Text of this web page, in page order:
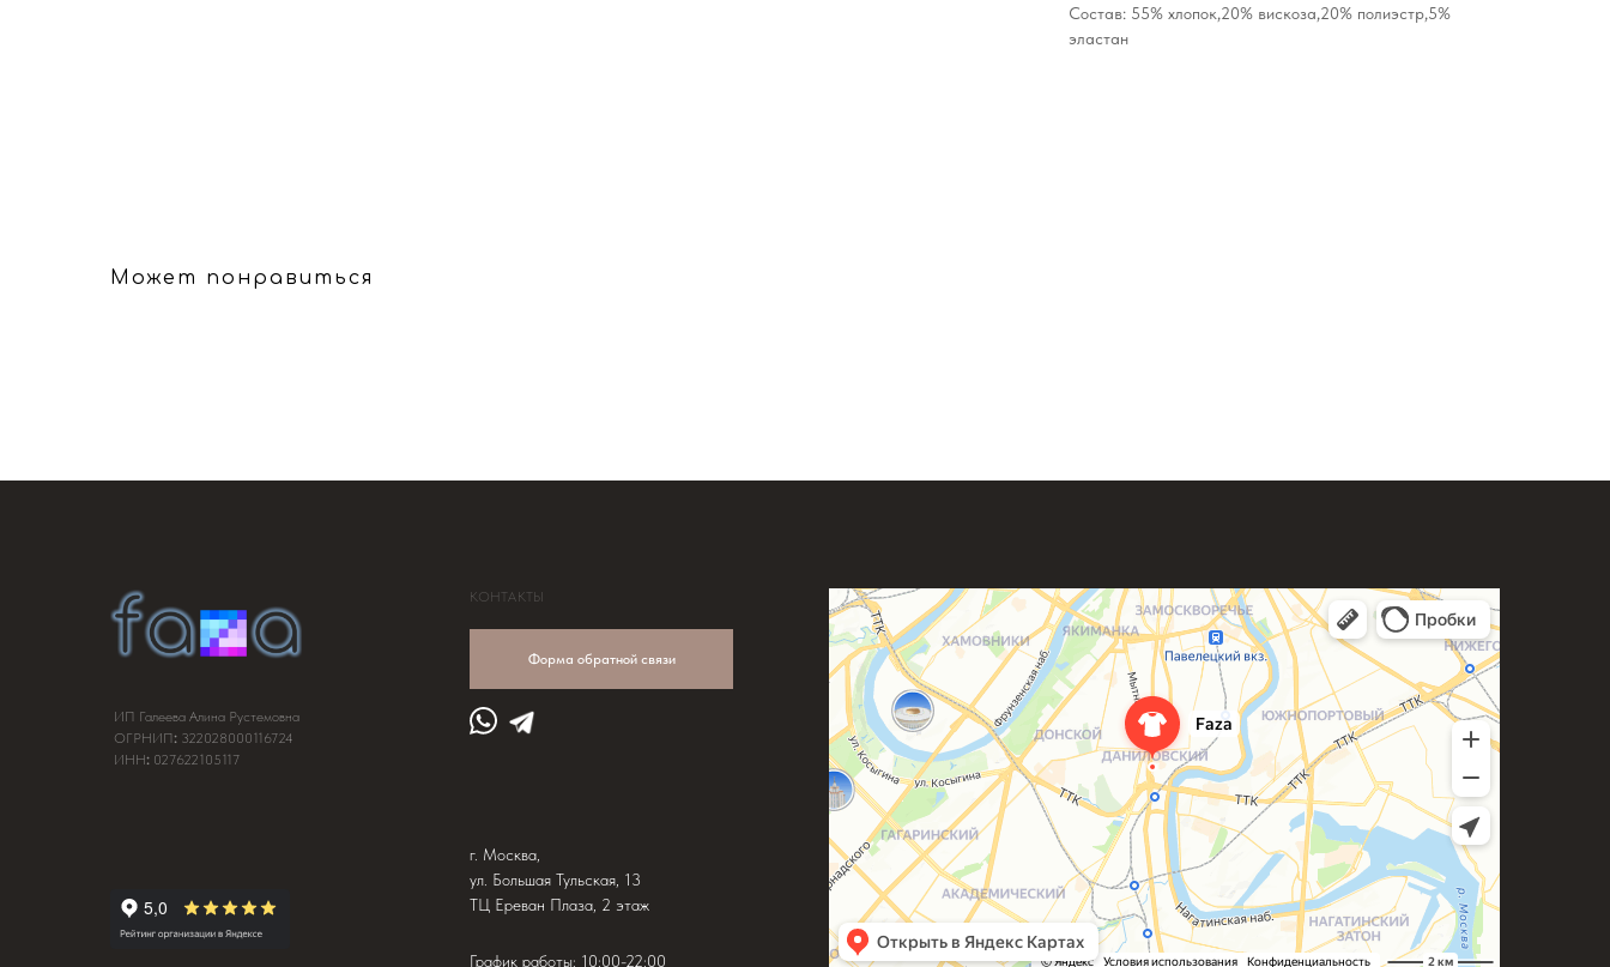
Состав: 55% хлопок,20% вискоза,20% полиэстр,5%
эластан
Может понравиться
КОНТАКТЫ
г. Москва,
ул. Большая Тульская, 13
ТЦ Ереван Плаза, 2 этаж
График работы: 10:00-22:00
Форма обратной связи
ИП Галеева Алина Рустемовна
ОГРНИП: 322028000116724
ИНН: 027622105117